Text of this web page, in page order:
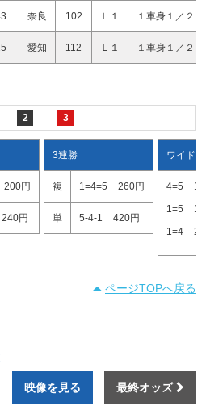
奈良 102 Ｌ１ １車身１／２
愛知 112 Ｌ１ １車身１／２
2 3
200円
240円
3連勝
複 1=4=5 260円
単 5-4-1 420円
ワイド
4=5
1=5
1=4
ページTOPへ戻る
映像を見る 最終オッズ